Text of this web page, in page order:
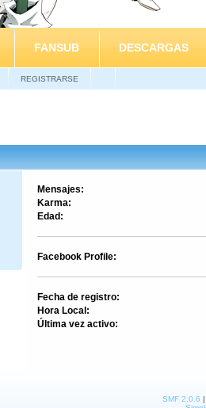
FANSUB DESCARGAS
REGISTRARSE
Mensajes:
Karma:
Edad:
Facebook Profile:
Fecha de registro:
Hora Local:
Última vez activo:
SMF 2.0.6